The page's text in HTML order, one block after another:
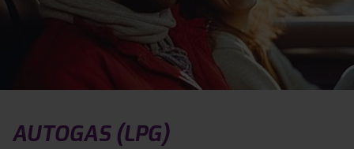
AUTOGAS (LPG)